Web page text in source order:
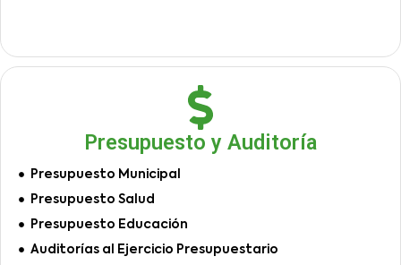
Presupuesto y Auditoría
Presupuesto Municipal
Presupuesto Salud
Presupuesto Educación
Auditorías al Ejercicio Presupuestario